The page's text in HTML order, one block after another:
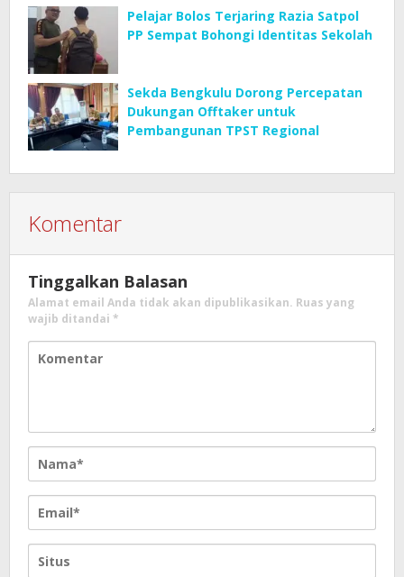
Pelajar Bolos Terjaring Razia Satpol
PP Sempat Bohongi Identitas Sekolah
Sekda Bengkulu Dorong Percepatan
Dukungan Offtaker untuk
Pembangunan TPST Regional
Komentar
Tinggalkan Balasan
Alamat email Anda tidak akan dipublikasikan. Ruas yang
wajib ditandai *